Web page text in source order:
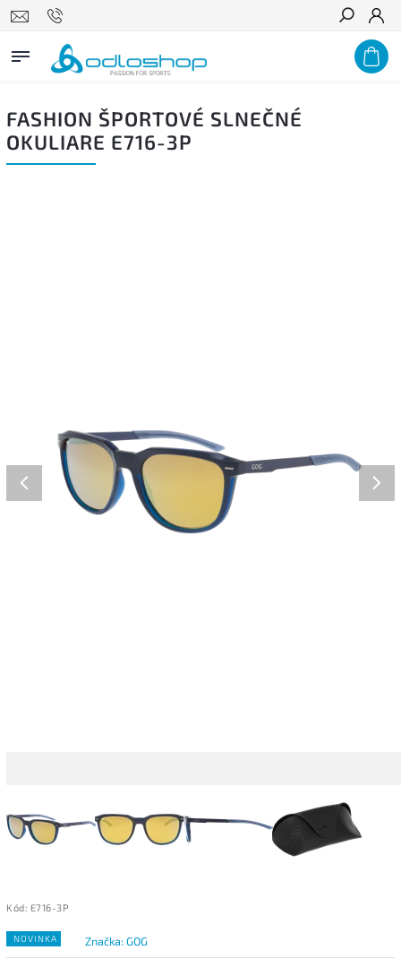
Hľadať
FASHION ŠPORTOVÉ SLNEČNÉ
OKULIARE E716-3P
Kód: E716-3P
NOVINKA Značka: GOG